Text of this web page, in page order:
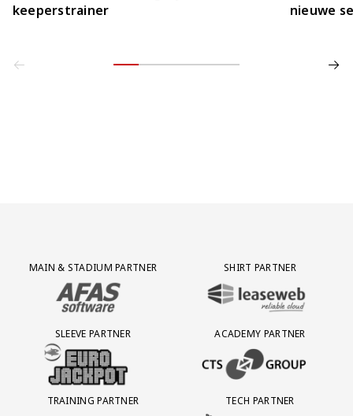
keeperstrainer
nieuwe
Partner Logos Grid
MAIN & STADIUM PARTNER
BEZOEK ONZE MAIN & STADIUM PARTNER AFAS SOFTWARE
SHIRT PARTNER
BEZOEK ONZE SHIRT PARTNER
SLEEVE PARTNER
BEZOEK ONZE SLEEVE PARTNER EUROJACKPOT
ACADEMY PARTNER
BEZOEK ONZE ACADEMY
TRAINING PARTNER
TECH PARTNER